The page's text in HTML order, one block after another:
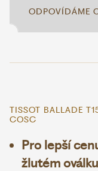
ODPOVÍDÁME
TISSOT BALLADE
COSC
Pro lepší
žlutém